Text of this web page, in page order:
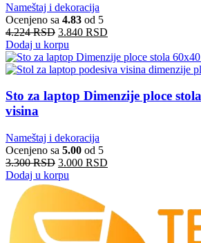
Nameštaj i dekoracija
Ocenjeno sa 4.83 od 5
4.224RSD 3.840 RSD
Dodaj u korpu
Sto za laptop Dimenzije ploce
visina
Nameštaj i dekoracija
Ocenjeno sa 5.00 od 5
3.300RSD 3.000 RSD
Dodaj u korpu